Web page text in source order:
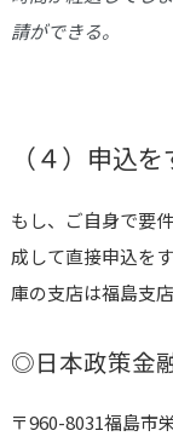
請ができる。
（４）申込
もし、ご自身で要
成して直接申込を
庫の支店は福島支
◎日本政策金
〒960-8031福島市